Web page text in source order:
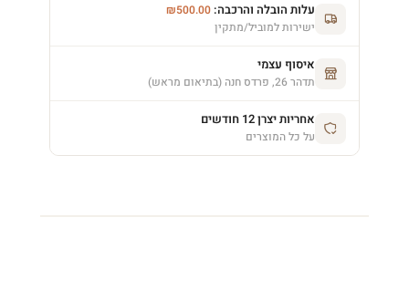
עלות הובלה והרכבה: ₪500.00
ישירות למוביל/מתקין
איסוף עצמי
תדהר 26, פרדס חנה (בתיאום מראש)
אחריות יצרן 12 חודשים
על כל המוצרים